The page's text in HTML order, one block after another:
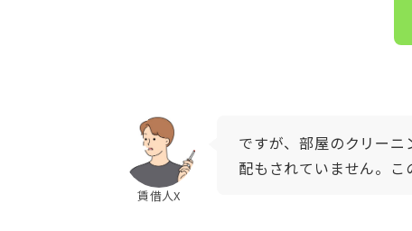
賃借人X
ですが、部屋のクリー
配もされていません。こ